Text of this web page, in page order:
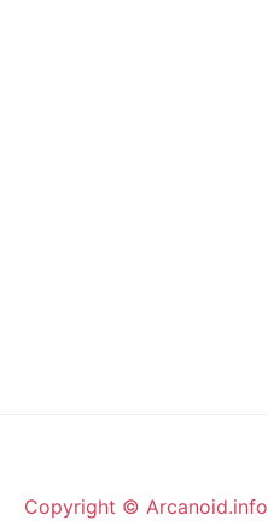
Copyright © Arcanoid.info